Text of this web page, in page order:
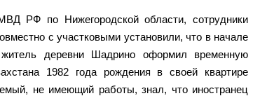
РФ по Нижегородской области, сотрудники
с участковыми установили, что в начале
деревни Шадрино оформил временную
1982 года рождения в своей квартире
не имеющий работы, знал, что иностранец